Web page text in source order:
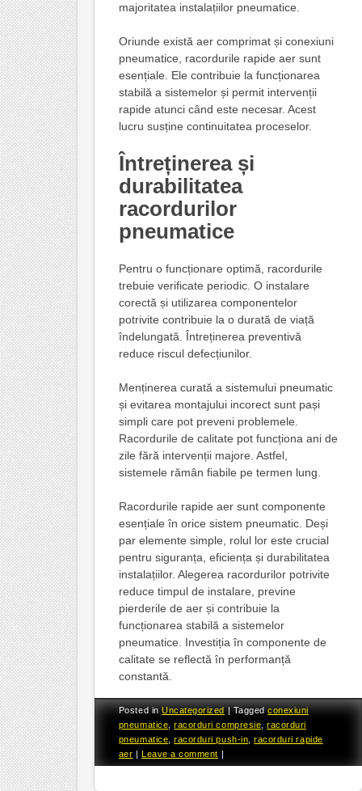
majoritatea instalațiilor pneumatice.
Oriunde există aer comprimat și conexiuni
pneumatice, racordurile rapide aer sunt
esențiale. Ele contribuie la funcționarea
stabilă a sistemelor și permit intervenții
rapide atunci când este necesar. Acest
lucru susține continuitatea proceselor.
Întreținerea și
durabilitatea
racordurilor
pneumatice
Pentru o funcționare optimă, racordurile
trebuie verificate periodic. O instalare
corectă și utilizarea componentelor
potrivite contribuie la o durată de viață
îndelungată. Întreținerea preventivă
reduce riscul defecțiunilor.
Menținerea curată a sistemului pneumatic
și evitarea montajului incorect sunt pași
simpli care pot preveni problemele.
Racordurile de calitate pot funcționa ani de
zile fără intervenții majore. Astfel,
sistemele rămân fiabile pe termen lung.
Racordurile rapide aer sunt componente
esențiale în orice sistem pneumatic. Deși
par elemente simple, rolul lor este crucial
pentru siguranța, eficiența și durabilitatea
instalațiilor. Alegerea racordurilor potrivite
reduce timpul de instalare, previne
pierderile de aer și contribuie la
funcționarea stabilă a sistemelor
pneumatice. Investiția în componente de
calitate se reflectă în performanță
constantă.
Posted inUncategorized Taggedconexiuni
pneumatice ,racorduri compresie ,racorduri
pneumatice ,racorduri push-in ,racorduri rapide
aer
Leave a comment